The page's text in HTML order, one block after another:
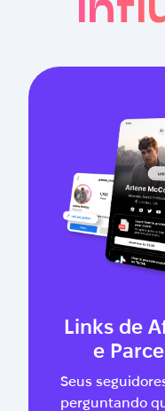
Links de
e
Seus
perguntando